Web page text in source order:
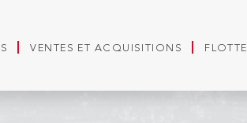
VENTES ET ACQUISITIONS FLOTTE